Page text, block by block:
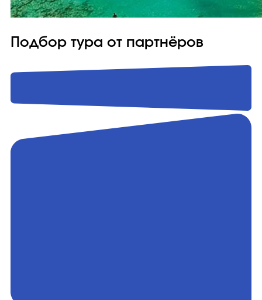
Подбор тура от партнёров